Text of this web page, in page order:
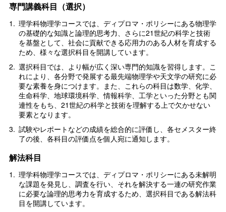
専門講義科目（選択）
1. 理学科物理学コースでは、ディプロマ・ポリシーにある物理学
の基礎的な知識と論理的思考力、さらに21世紀の科学と技術
を基盤として、社会に貢献できる応用力のある人材を育成する
ため、様々な選択科目を開講しています。
2. 選択科目では、より幅が広く深い専門的知識を習得します。こ
れにより、各分野で発展する最先端物理学や天文学の研究に必
要な素養を身につけます。また、これらの科目は数学、化学、
生命科学、地球環境科学、情報科学、工学といった分野とも関
連性をもち、21世紀の科学と技術を理解する上で欠かせない
要素となります。
3. 試験やレポートなどの成績を総合的に評価し、各セメスター終
了の後、各科目の評価点を個人宛に通知します。
解法科目
1. 理学科物理学コースでは、ディプロマ・ポリシーにある未解明
な課題を発見し、調査を行い、それを解決する一連の研究作業
に必要な論理的思考力を育成するため、選択科目である解法科
目を開講しています。